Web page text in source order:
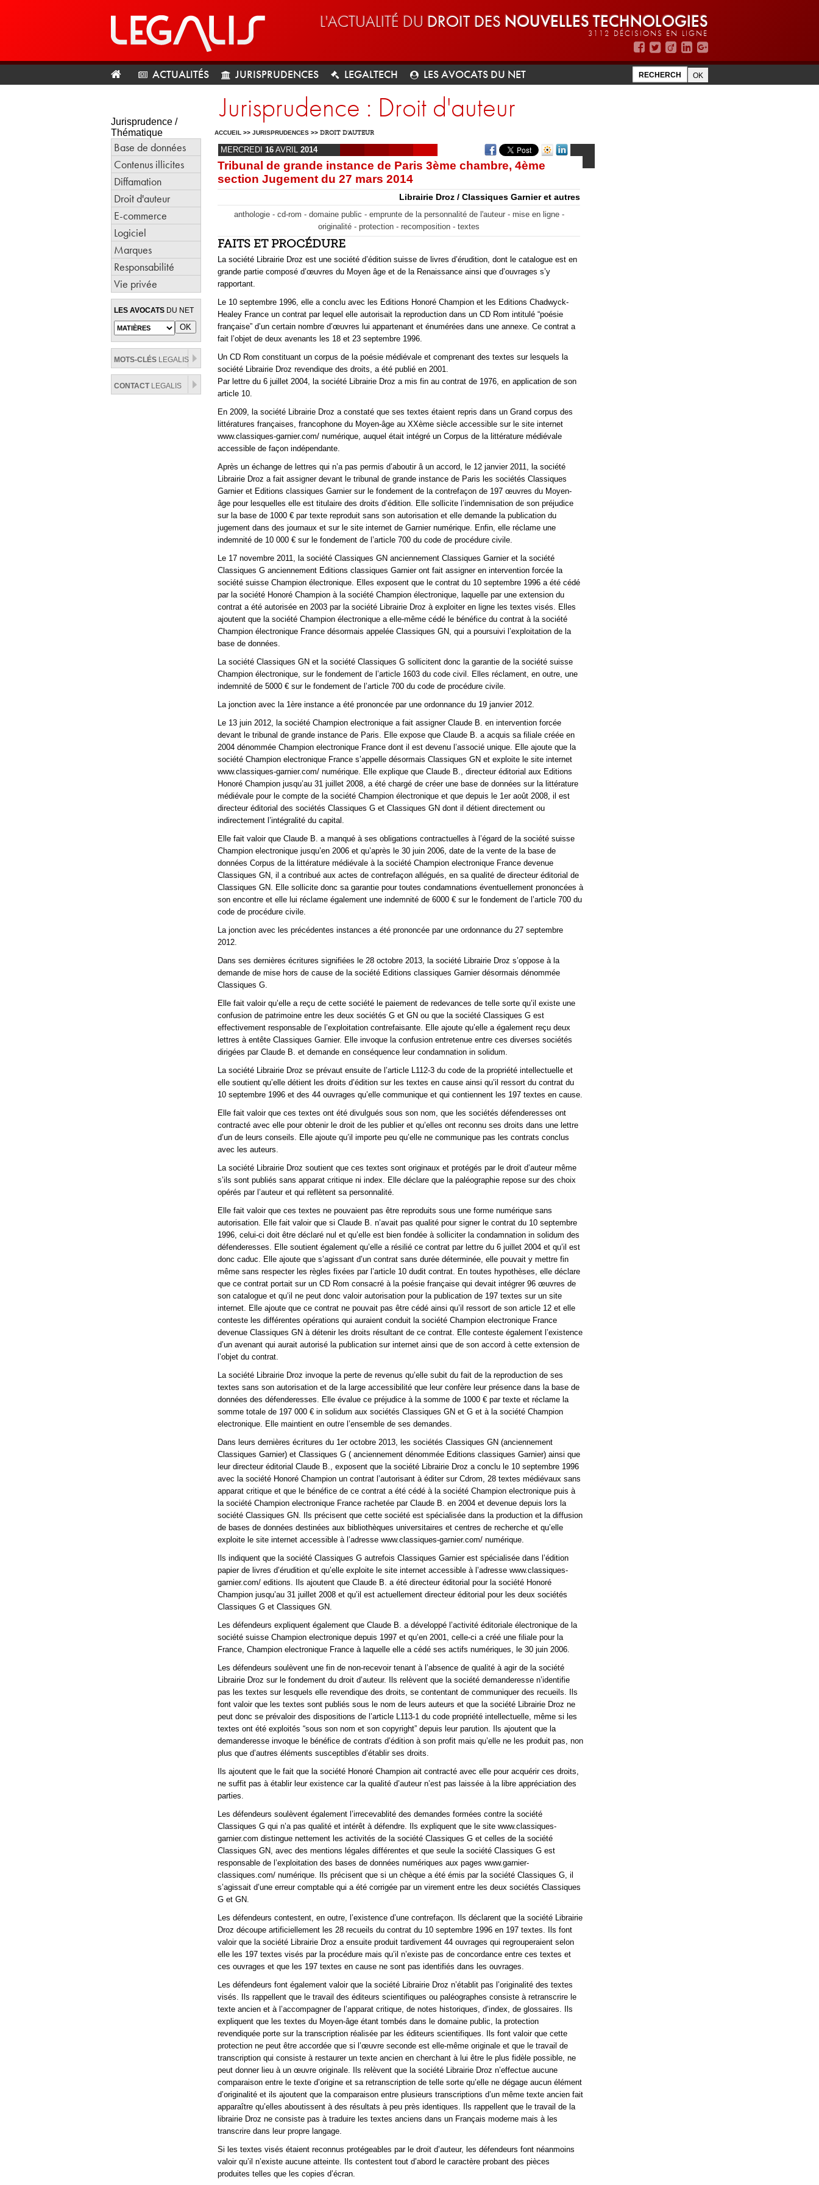
L'ACTUALITÉ DU DROIT DES NOUVELLES TECHNOLOGIES
3112 DÉCISIONS EN LIGNE
ACTUALITÉS JURISPRUDENCES LEGALTECH LES AVOCATS DU NET
Jurisprudence /
Thématique
Base de données
Contenus illicites
Diffamation
Droit d'auteur
E-commerce
Logiciel
Marques
Responsabilité
Vie privée
LES AVOCATS DU NET
MOTS-CLÉS LEGALIS
CONTACTLEGALIS
Jurisprudence : Droit d'auteur
ACCUEIL >> JURISPRUDENCES >> DROIT D'AUTEUR
MERCREDI 16 AVRIL 2014
Tribunal de grande instance de Paris 3ème chambre, 4ème
section Jugement du 27 mars 2014
Librairie Droz / Classiques Garnier et autres
anthologie - cd-rom - domaine public - emprunte de la personnalité de l'auteur - mise en ligne -
originalité - protection - recomposition - textes
FAITS ET PROCÉDURE
La société Librairie Droz est une société d’édition suisse de livres d’érudition, dont le catalogue est en
grande partie composé d’œuvres du Moyen âge et de la Renaissance ainsi que d’ouvrages s’y
rapportant.
Le 10 septembre 1996, elle a conclu avec les Editions Honoré Champion et les Editions Chadwyck-
Healey France un contrat par lequel elle autorisait la reproduction dans un CD Rom intitulé “poésie
française” d’un certain nombre d’œuvres lui appartenant et énumérées dans une annexe. Ce contrat a
fait l’objet de deux avenants les 18 et 23 septembre 1996.
Un CD Rom constituant un corpus de la poésie médiévale et comprenant des textes sur lesquels la
société Librairie Droz revendique des droits, a été publié en 2001.
Par lettre du 6 juillet 2004, la société Librairie Droz a mis fin au contrat de 1976, en application de son
article 10.
En 2009, la société Librairie Droz a constaté que ses textes étaient repris dans un Grand corpus des
littératures françaises, francophone du Moyen-âge au XXème siècle accessible sur le site internet
www.classiques-garnier.com/ numérique, auquel était intégré un Corpus de la littérature médiévale
accessible de façon indépendante.
Après un échange de lettres qui n’a pas permis d’aboutir â un accord, le 12 janvier 2011, la société
Librairie Droz a fait assigner devant le tribunal de grande instance de Paris les sociétés Classiques
Garnier et Editions classiques Garnier sur le fondement de la contrefaçon de 197 œuvres du Moyen-
âge pour lesquelles elle est titulaire des droits d’édition. Elle sollicite l’indemnisation de son préjudice
sur la base de 1000 € par texte reproduit sans son autorisation et elle demande la publication du
jugement dans des journaux et sur le site internet de Garnier numérique. Enfin, elle réclame une
indemnité de 10 000 € sur le fondement de l’article 700 du code de procédure civile.
Le 17 novembre 2011, la société Classiques GN anciennement Classiques Garnier et la société
Classiques G anciennement Editions classiques Garnier ont fait assigner en intervention forcée la
société suisse Champion électronique. Elles exposent que le contrat du 10 septembre 1996 a été cédé
par la société Honoré Champion à la société Champion électronique, laquelle par une extension du
contrat a été autorisée en 2003 par la société Librairie Droz à exploiter en ligne les textes visés. Elles
ajoutent que la société Champion électronique a elle-même cédé le bénéfice du contrat à la société
Champion électronique France désormais appelée Classiques GN, qui a poursuivi l’exploitation de la
base de données.
La société Classiques GN et la société Classiques G sollicitent donc la garantie de la société suisse
Champion électronique, sur le fondement de l’article 1603 du code civil. Elles réclament, en outre, une
indemnité de 5000 € sur le fondement de l’article 700 du code de procédure civile.
La jonction avec la 1ère instance a été prononcée par une ordonnance du 19 janvier 2012.
Le 13 juin 2012, la société Champion electronique a fait assigner Claude B. en intervention forcée
devant le tribunal de grande instance de Paris. Elle expose que Claude B. a acquis sa filiale créée en
2004 dénommée Champion electronique France dont il est devenu l’associé unique. Elle ajoute que la
société Champion electronique France s’appelle désormais Classiques GN et exploite le site internet
www.classiques-garnier.com/ numérique. Elle explique que Claude B., directeur éditorial aux Editions
Honoré Champion jusqu’au 31 juillet 2008, a été chargé de créer une base de données sur la littérature
médiévale pour le compte de la société Champion électronique et que depuis le 1er août 2008, il est
directeur éditorial des sociétés Classiques G et Classiques GN dont il détient directement ou
indirectement l’intégralité du capital.
Elle fait valoir que Claude B. a manqué à ses obligations contractuelles à l’égard de la société suisse
Champion electronique jusqu’en 2006 et qu’après le 30 juin 2006, date de la vente de la base de
données Corpus de la littérature médiévale à la société Champion electronique France devenue
Classiques GN, il a contribué aux actes de contrefaçon allégués, en sa qualité de directeur éditorial de
Classiques GN. Elle sollicite donc sa garantie pour toutes condamnations éventuellement prononcées à
son encontre et elle lui réclame également une indemnité de 6000 € sur le fondement de l’article 700 du
code de procédure civile.
La jonction avec les précédentes instances a été prononcée par une ordonnance du 27 septembre
2012.
Dans ses dernières écritures signifiées le 28 octobre 2013, la société Librairie Droz s’oppose à la
demande de mise hors de cause de la société Editions classiques Garnier désormais dénommée
Classiques G.
Elle fait valoir qu’elle a reçu de cette société le paiement de redevances de telle sorte qu’il existe une
confusion de patrimoine entre les deux sociétés G et GN ou que la société Classiques G est
effectivement responsable de l’exploitation contrefaisante. Elle ajoute qu’elle a également reçu deux
lettres à entête Classiques Garnier. Elle invoque la confusion entretenue entre ces diverses sociétés
dirigées par Claude B. et demande en conséquence leur condamnation in solidum.
La société Librairie Droz se prévaut ensuite de l’article L112-3 du code de la propriété intellectuelle et
elle soutient qu’elle détient les droits d’édition sur les textes en cause ainsi qu’il ressort du contrat du
10 septembre 1996 et des 44 ouvrages qu’elle communique et qui contiennent les 197 textes en cause.
Elle fait valoir que ces textes ont été divulgués sous son nom, que les sociétés défenderesses ont
contracté avec elle pour obtenir le droit de les publier et qu’elles ont reconnu ses droits dans une lettre
d’un de leurs conseils. Elle ajoute qu’il importe peu qu’elle ne communique pas les contrats conclus
avec les auteurs.
La société Librairie Droz soutient que ces textes sont originaux et protégés par le droit d’auteur même
s’ils sont publiés sans apparat critique ni index. Elle déclare que la paléographie repose sur des choix
opérés par l’auteur et qui reflètent sa personnalité.
Elle fait valoir que ces textes ne pouvaient pas être reproduits sous une forme numérique sans
autorisation. Elle fait valoir que si Claude B. n’avait pas qualité pour signer le contrat du 10 septembre
1996, celui-ci doit être déclaré nul et qu’elle est bien fondée à solliciter la condamnation in solidum des
défenderesses. Elle soutient également qu’elle a résilié ce contrat par lettre du 6 juillet 2004 et qu’il est
donc caduc. Elle ajoute que s’agissant d’un contrat sans durée déterminée, elle pouvait y mettre fin
même sans respecter les règles fixées par l’article 10 dudit contrat. En toutes hypothèses, elle déclare
que ce contrat portait sur un CD Rom consacré à la poésie française qui devait intégrer 96 œuvres de
son catalogue et qu’il ne peut donc valoir autorisation pour la publication de 197 textes sur un site
internet. Elle ajoute que ce contrat ne pouvait pas être cédé ainsi qu’il ressort de son article 12 et elle
conteste les différentes opérations qui auraient conduit la société Champion electronique France
devenue Classiques GN à détenir les droits résultant de ce contrat. Elle conteste également l’existence
d’un avenant qui aurait autorisé la publication sur internet ainsi que de son accord à cette extension de
l’objet du contrat.
La société Librairie Droz invoque la perte de revenus qu’elle subit du fait de la reproduction de ses
textes sans son autorisation et de la large accessibilité que leur confère leur présence dans la base de
données des défenderesses. Elle évalue ce préjudice à la somme de 1000 € par texte et réclame la
somme totale de 197 000 € in solidum aux sociétés Classiques GN et G et à la société Champion
electronique. Elle maintient en outre l’ensemble de ses demandes.
Dans leurs dernières écritures du 1er octobre 2013, les sociétés Classiques GN (anciennement
Classiques Garnier) et Classiques G ( anciennement dénommée Editions classiques Garnier) ainsi que
leur directeur éditorial Claude B., exposent que la société Librairie Droz a conclu le 10 septembre 1996
avec la société Honoré Champion un contrat l’autorisant à éditer sur Cdrom, 28 textes médiévaux sans
apparat critique et que le bénéfice de ce contrat a été cédé à la société Champion electronique puis à
la société Champion electronique France rachetée par Claude B. en 2004 et devenue depuis lors la
société Classiques GN. Ils précisent que cette société est spécialisée dans la production et la diffusion
de bases de données destinées aux bibliothèques universitaires et centres de recherche et qu’elle
exploite le site internet accessible à l’adresse www.classiques-garnier.com/ numérique.
Ils indiquent que la société Classiques G autrefois Classiques Garnier est spécialisée dans l’édition
papier de livres d’érudition et qu’elle exploite le site internet accessible à l’adresse www.classiques-
garnier.com/ editions. Ils ajoutent que Claude B. a été directeur éditorial pour la société Honoré
Champion jusqu’au 31 juillet 2008 et qu’il est actuellement directeur éditorial pour les deux sociétés
Classiques G et Classiques GN.
Les défendeurs expliquent également que Claude B. a développé l’activité éditoriale électronique de la
société suisse Champion electronique depuis 1997 et qu’en 2001, celle-ci a créé une filiale pour la
France, Champion electronique France à laquelle elle a cédé ses actifs numériques, le 30 juin 2006.
Les défendeurs soulèvent une fin de non-recevoir tenant à l’absence de qualité à agir de la société
Librairie Droz sur le fondement du droit d’auteur. Ils relèvent que la société demanderesse n’identifie
pas les textes sur lesquels elle revendique des droits, se contentant de communiquer des recueils. Ils
font valoir que les textes sont publiés sous le nom de leurs auteurs et que la société Librairie Droz ne
peut donc se prévaloir des dispositions de l’article L113-1 du code propriété intellectuelle, même si les
textes ont été exploités “sous son nom et son copyright” depuis leur parution. Ils ajoutent que la
demanderesse invoque le bénéfice de contrats d’édition à son profit mais qu’elle ne les produit pas, non
plus que d’autres éléments susceptibles d’établir ses droits.
Ils ajoutent que le fait que la société Honoré Champion ait contracté avec elle pour acquérir ces droits,
ne suffit pas à établir leur existence car la qualité d’auteur n’est pas laissée à la libre appréciation des
parties.
Les défendeurs soulèvent également l’irrecevablité des demandes formées contre la société
Classiques G qui n’a pas qualité et intérêt à défendre. Ils expliquent que le site www.classiques-
garnier.com distingue nettement les activités de la société Classiques G et celles de la société
Classiques GN, avec des mentions légales différentes et que seule la société Classiques G est
responsable de l’exploitation des bases de données numériques aux pages www.garnier-
classiques.com/ numérique. Ils précisent que si un chèque a été émis par la société Classiques G, il
s’agissait d’une erreur comptable qui a été corrigée par un virement entre les deux sociétés Classiques
G et GN.
Les défendeurs contestent, en outre, l’existence d’une contrefaçon. Ils déclarent que la société Librairie
Droz découpe artificiellement les 28 recueils du contrat du 10 septembre 1996 en 197 textes. Ils font
valoir que la société Librairie Droz a ensuite produit tardivement 44 ouvrages qui regrouperaient selon
elle les 197 textes visés par la procédure mais qu’il n’existe pas de concordance entre ces textes et
ces ouvrages et que les 197 textes en cause ne sont pas identifiés dans les ouvrages.
Les défendeurs font également valoir que la société Librairie Droz n’établit pas l’originalité des textes
visés. Ils rappellent que le travail des éditeurs scientifiques ou paléographes consiste à retranscrire le
texte ancien et à l’accompagner de l’apparat critique, de notes historiques, d’index, de glossaires. Ils
expliquent que les textes du Moyen-âge étant tombés dans le domaine public, la protection
revendiquée porte sur la transcription réalisée par les éditeurs scientifiques. Ils font valoir que cette
protection ne peut être accordée que si l’œuvre seconde est elle-même originale et que le travail de
transcription qui consiste à restaurer un texte ancien en cherchant à lui être le plus fidèle possible, ne
peut donner lieu à un œuvre originale. Ils relèvent que la société Librairie Droz n’effectue aucune
comparaison entre le texte d’origine et sa retranscription de telle sorte qu’elle ne dégage aucun élément
d’originalité et ils ajoutent que la comparaison entre plusieurs transcriptions d’un même texte ancien fait
apparaître qu’elles aboutissent à des résultats à peu près identiques. Ils rappellent que le travail de la
librairie Droz ne consiste pas à traduire les textes anciens dans un Français moderne mais à les
transcrire dans leur propre langage.
Si les textes visés étaient reconnus protégeables par le droit d’auteur, les défendeurs font néanmoins
valoir qu’il n’existe aucune atteinte. Ils contestent tout d’abord le caractère probant des pièces
produites telles que les copies d’écran.